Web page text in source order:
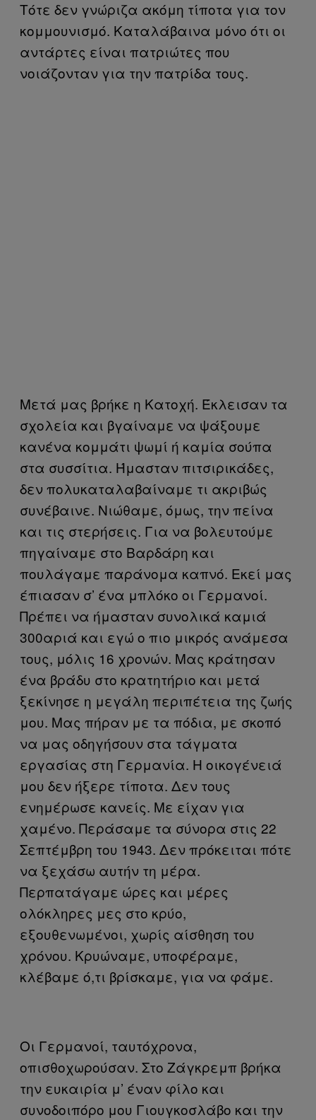
Τότε δεν γνώριζα ακόμη τίποτα για τον
κομμουνισμό. Καταλάβαινα μόνο ότι οι
αντάρτες είναι πατριώτες που
νοιάζονταν για την πατρίδα τους.
Μετά μας βρήκε η Κατοχή. Έκλεισαν τα
σχολεία και βγαίναμε να ψάξουμε
κανένα κομμάτι ψωμί ή καμία σούπα
στα συσσίτια. Ήμασταν πιτσιρικάδες,
δεν πολυκαταλαβαίναμε τι ακριβώς
συνέβαινε. Νιώθαμε, όμως, την πείνα
και τις στερήσεις. Για να βολευτούμε
πηγαίναμε στο Βαρδάρη και
πουλάγαμε παράνομα καπνό. Εκεί μας
έπιασαν σ’ ένα μπλόκο οι Γερμανοί.
Πρέπει να ήμασταν συνολικά καμιά
300αριά και εγώ ο πιο μικρός ανάμεσα
τους, μόλις 16 χρονών. Μας κράτησαν
ένα βράδυ στο κρατητήριο και μετά
ξεκίνησε η μεγάλη περιπέτεια της ζωής
μου. Μας πήραν με τα πόδια, με σκοπό
να μας οδηγήσουν στα τάγματα
εργασίας στη Γερμανία. Η οικογένειά
μου δεν ήξερε τίποτα. Δεν τους
ενημέρωσε κανείς. Με είχαν για
χαμένο. Περάσαμε τα σύνορα στις 22
Σεπτέμβρη του 1943. Δεν πρόκειται πότε
να ξεχάσω αυτήν τη μέρα.
Περπατάγαμε ώρες και μέρες
ολόκληρες μες στο κρύο,
εξουθενωμένοι, χωρίς αίσθηση του
χρόνου. Κρυώναμε, υποφέραμε,
κλέβαμε ό,τι βρίσκαμε, για να φάμε.
Οι Γερμανοί, ταυτόχρονα,
οπισθοχωρούσαν. Στο Ζάγκρεμπ βρήκα
την ευκαιρία μ’ έναν φίλο και
συνοδοιπόρο μου Γιουγκοσλάβο και την